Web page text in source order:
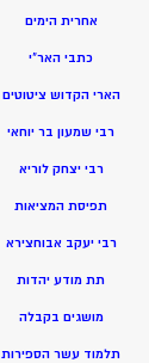
אחרית הימים
כתבי האר”י
הארי הקדוש ציטוטים
רבי שמעון בר יוחאי
רבי יצחק לוריא
תפיסת המציאות
רבי יעקב אבוחצירא
תת מודע יהדות
מושגים בקבלה
תלמוד עשר הספירות